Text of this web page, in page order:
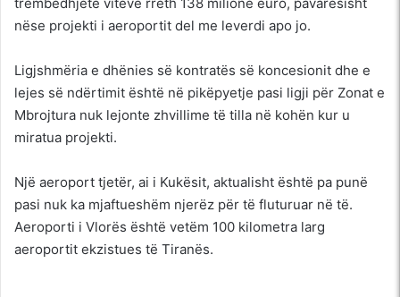
nëse projekti i aeroportit del me leverdi apo jo.
Ligjshmëria e dhënies së kontratës së koncesionit dhe e
lejes së ndërtimit është në pikëpyetje pasi ligji për Zonat e
Mbrojtura nuk lejonte zhvillime të tilla në kohën kur u
miratua projekti.
Një aeroport tjetër, ai i Kukësit, aktualisht është pa punë
pasi nuk ka mjaftueshëm njerëz për të fluturuar në të.
Aeroporti i Vlorës është vetëm 100 kilometra larg
aeroportit ekzistues të Tiranës.